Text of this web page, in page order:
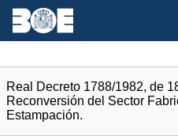
Real Decreto 1788/1982, de
Reconversión del Sector
Estampación.